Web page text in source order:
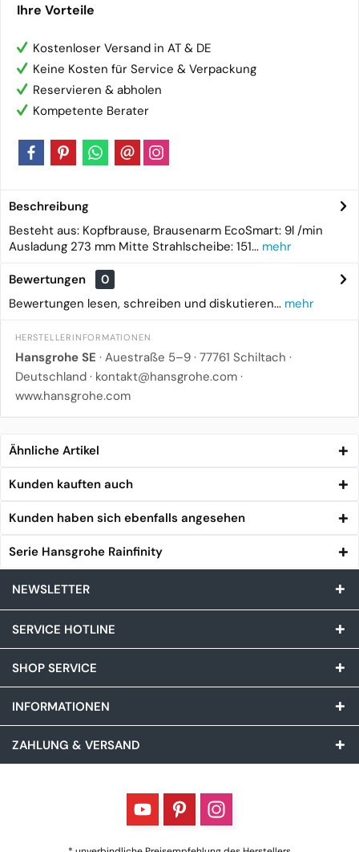
Ihre Vorteile
Kostenloser Versand in AT & DE
Keine Kosten für Service & Verpackung
Reservieren & abholen
Kompetente Berater
Beschreibung
Besteht aus: Kopfbrause, Brausenarm EcoSmart: 9l /min
Ausladung 273 mm Mitte Strahlscheibe: 151... mehr
Bewertungen
0
Bewertungen lesen, schreiben und diskutieren... mehr
HERSTELLERINFORMATIONEN
Hansgrohe SE · Auestraße 5–9 · 77761 Schiltach ·
Deutschland · kontakt@hansgrohe.com ·
www.hansgrohe.com
Ähnliche Artikel
Kunden kauften auch
Kunden haben sich ebenfalls angesehen
Serie Hansgrohe Rainfinity
NEWSLETTER
SERVICE HOTLINE
SHOP SERVICE
INFORMATIONEN
ZAHLUNG & VERSAND